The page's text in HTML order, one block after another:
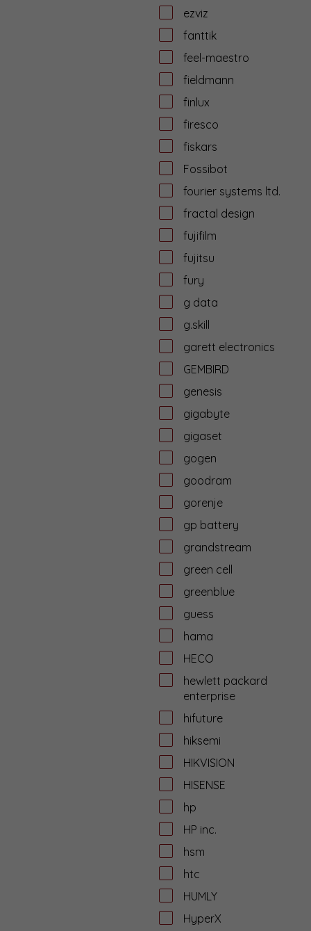
ezviz
fanttik
feel-maestro
fieldmann
finlux
firesco
fiskars
Fossibot
fourier systems ltd.
fractal design
fujifilm
fujitsu
fury
g data
g.skill
garett electronics
GEMBIRD
genesis
gigabyte
gigaset
gogen
goodram
gorenje
gp battery
grandstream
green cell
greenblue
guess
hama
HECO
hewlett packard
enterprise
hifuture
hiksemi
HIKVISION
HISENSE
hp
HP inc.
hsm
htc
HUMLY
HyperX